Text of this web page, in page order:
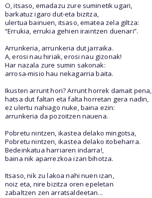
O, itsaso, emadazu zure suminetik ugari,
barkatuz igaro dut-eta bizitza,
ulertua bainuen, itsaso, ematea zela giltza:
“Errukia, errukia gehien iraintzen duenari”.
Arrunkeria, arrunkeria dut jarraika.
A, erosi nau hiriak, erosi nau gizonak!
Har nazala zure sumin sakonak:
arrosa-misio hau nekagarria baita.
Ikusten arrunt hori? Arrunt horrek damait pena,
hatsa dut faltan eta falta horretan gera nadin,
ez ulertu nahiago nuke, baina ezin:
arrunkeria da pozoitzen nauena.
Pobretu nintzen, ikastea delako mingotsa,
Pobretu nintzen, ikastea delako itobeharra.
Bedeinkatua harriaren indarra!,
baina nik aparrezkoa izan bihotza.
Itsaso, nik zu lakoa nahi nuen izan,
noiz eta, nire bizitza oren epeletan
zabaltzen zen arratsaldeetan...